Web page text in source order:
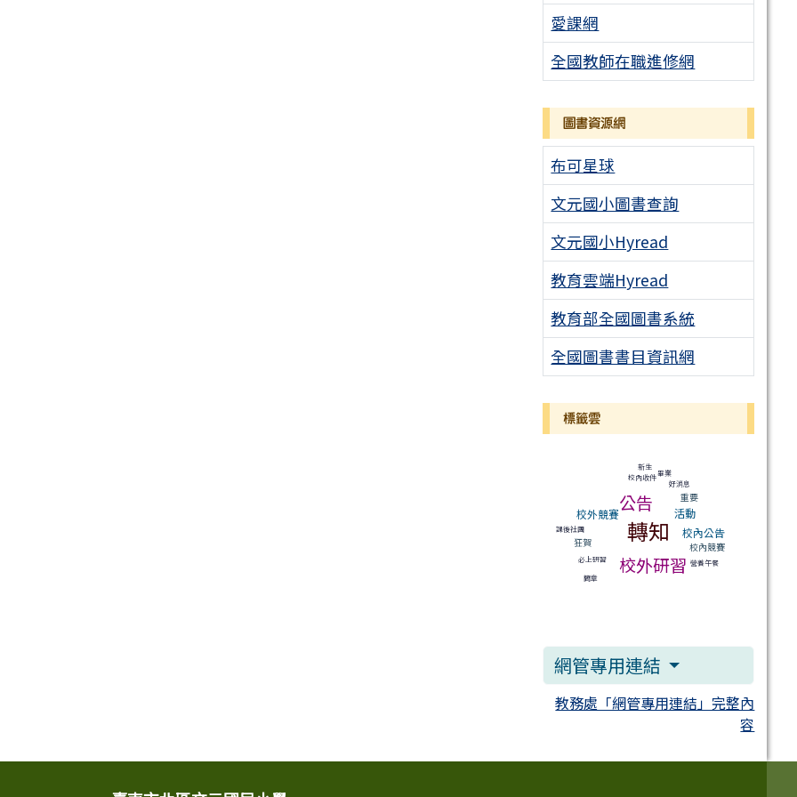
愛課網
全國教師在職進修網
圖書資源網
布可星球
文元國小圖書查詢
文元國小Hyread
教育雲端Hyread
教育部全國圖書系統
全國圖書書目資訊網
標籤雲
畢業
校外競賽公告
校內收件
新生
好消息
轉知
活動
重要
課後社團
狂賀
校內公告
必上研習 校外研習
校內競賽
簡章
營養午餐
網管專用連結
教務處「網管專用連結」完整內
容